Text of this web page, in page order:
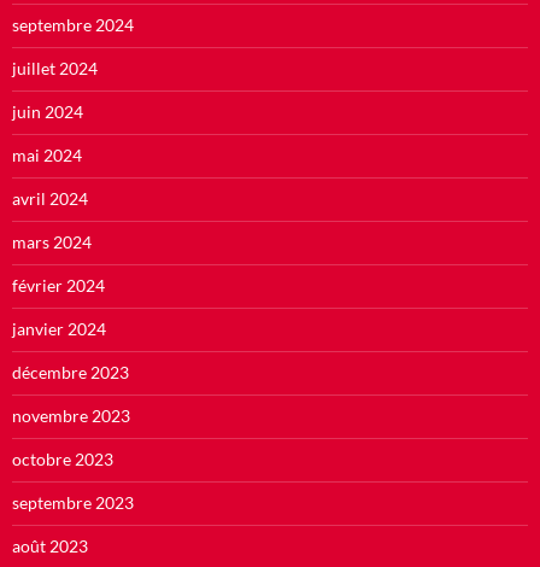
septembre 2024
juillet 2024
juin 2024
mai 2024
avril 2024
mars 2024
février 2024
janvier 2024
décembre 2023
novembre 2023
octobre 2023
septembre 2023
août 2023